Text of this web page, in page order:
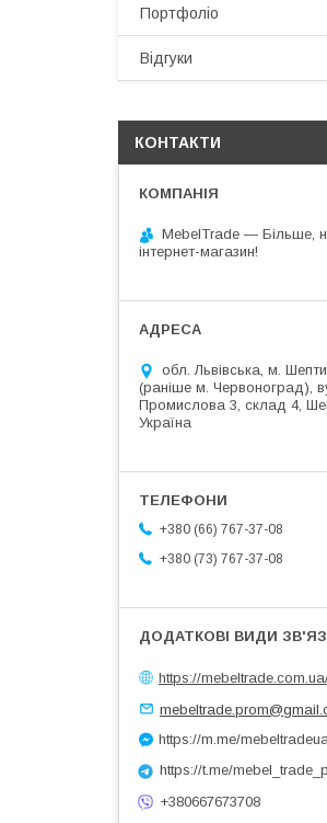
Портфоліо
Відгуки
КОНТАКТИ
MebelTrade — Більше,
інтернет-магазин!
обл. Львівська, м.
(раніше м. Червоноград),
Промислова 3, склад 4,
Україна
+380 (66) 767-37-08
+380 (73) 767-37-08
https://
https://m.me/
https://t.me/
+380667673708